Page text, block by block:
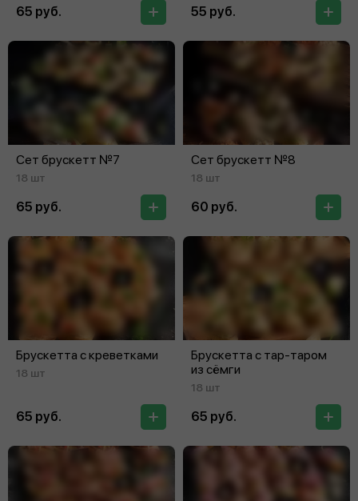
65 руб. 55 руб.
Сет брускетт №7
18 шт
65 руб.
Сет брускетт №8
18 шт
60 руб.
Брускетта с креветками
18 шт
65 руб.
Брускетта с тар-таром
из сёмги
18 шт
65 руб.